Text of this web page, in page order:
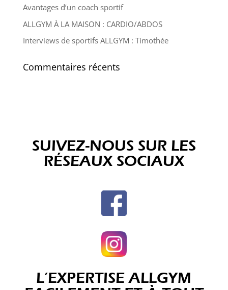
Avantages d’un coach sportif
ALLGYM À LA MAISON : CARDIO/ABDOS
Interviews de sportifs ALLGYM : Timothée
Commentaires récents
SUIVEZ-NOUS SUR LES
RÉSEAUX SOCIAUX
L’EXPERTISE ALLGYM